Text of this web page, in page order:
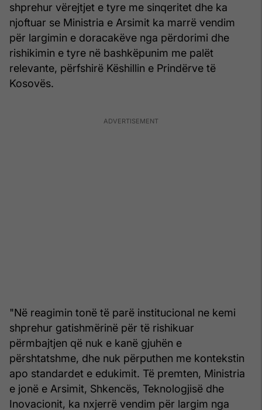
shprehur vërejtjet e tyre me sinqeritet dhe ka
njoftuar se Ministria e Arsimit ka marrë vendim
për largimin e doracakëve nga përdorimi dhe
rishikimin e tyre në bashkëpunim me palët
relevante, përfshirë Këshillin e Prindërve të
Kosovës.
"Në reagimin tonë të parë institucional ne kemi
shprehur gatishmërinë për të rishikuar
përmbajtjen që nuk e kanë gjuhën e
përshtatshme, dhe nuk përputhen me kontekstin
apo standardet e edukimit. Të premten, Ministria
e jonë e Arsimit, Shkencës, Teknologjisë dhe
Inovacionit, ka nxjerrë vendim për largim nga